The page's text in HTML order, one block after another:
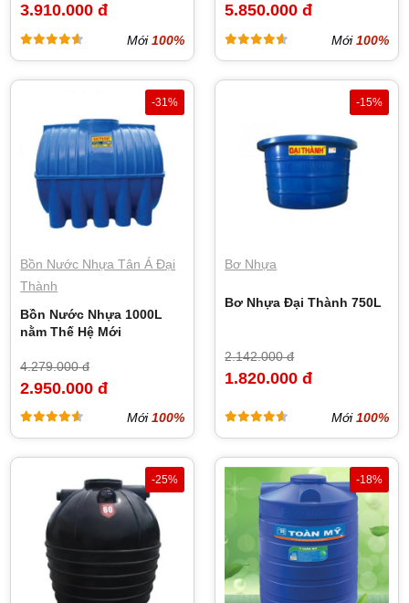
3.910.000 đ
Mới100%
5.850.000 đ
Mới100%
-31%
Bồn Nước Nhựa Tân Á Đại
Thành
Bồn Nước Nhựa 1000L
nằm Thế Hệ Mới
4.279.000 đ
2.950.000 đ
Mới100%
-15%
Bơ Nhựa
Bơ Nhựa Đại Thành 750L
2.142.000 đ
1.820.000 đ
Mới100%
-25% -18%